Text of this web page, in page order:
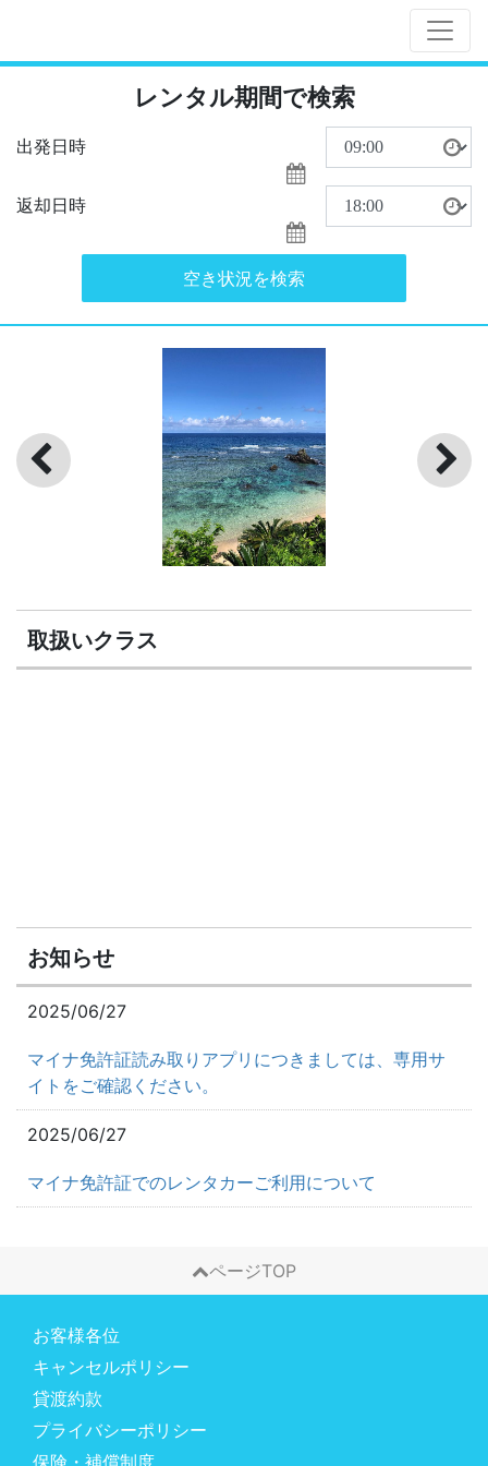
レンタル期間で検索
出発日時
返却日時
空き状況を検索
取扱いクラス
お知らせ
2025/06/27
マイナ免許証読み取りアプリにつきましては、専用サ
イトをご確認ください。
2025/06/27
マイナ免許証でのレンタカーご利用について
ページTOP
お客様各位
キャンセルポリシー
貸渡約款
プライバシーポリシー
保険・補償制度